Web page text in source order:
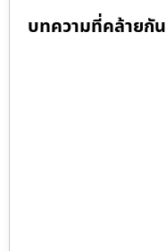
บทความที่คล้ายกัน